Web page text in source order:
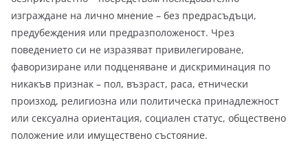
изграждане на лично мнение – без предрасъдъци,
предубеждения или предразположеност. Чрез
поведението си не изразяват привилегироване,
фаворизиране или подценяване и дискриминация по
никакъв признак – пол, възраст, раса, етнически
произход, религиозна или политическа принадлежност
или сексуална ориентация, социален статус, обществено
положение или имуществено състояние.